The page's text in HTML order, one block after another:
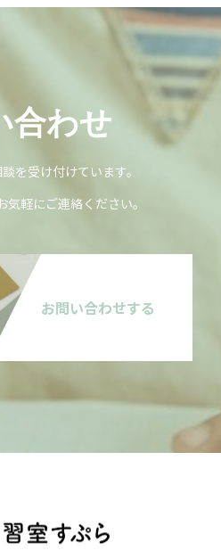
合わせ
を受け付けています。
軽にご連絡ください。
お問い合わせする